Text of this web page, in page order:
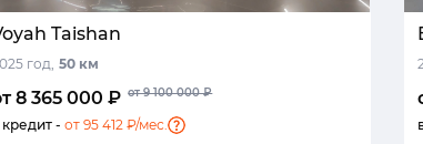
Taishan
год, 50 км
8 365 000 ₽ от 9 100 000 ₽
кредит - от 95 412 ₽/мес.